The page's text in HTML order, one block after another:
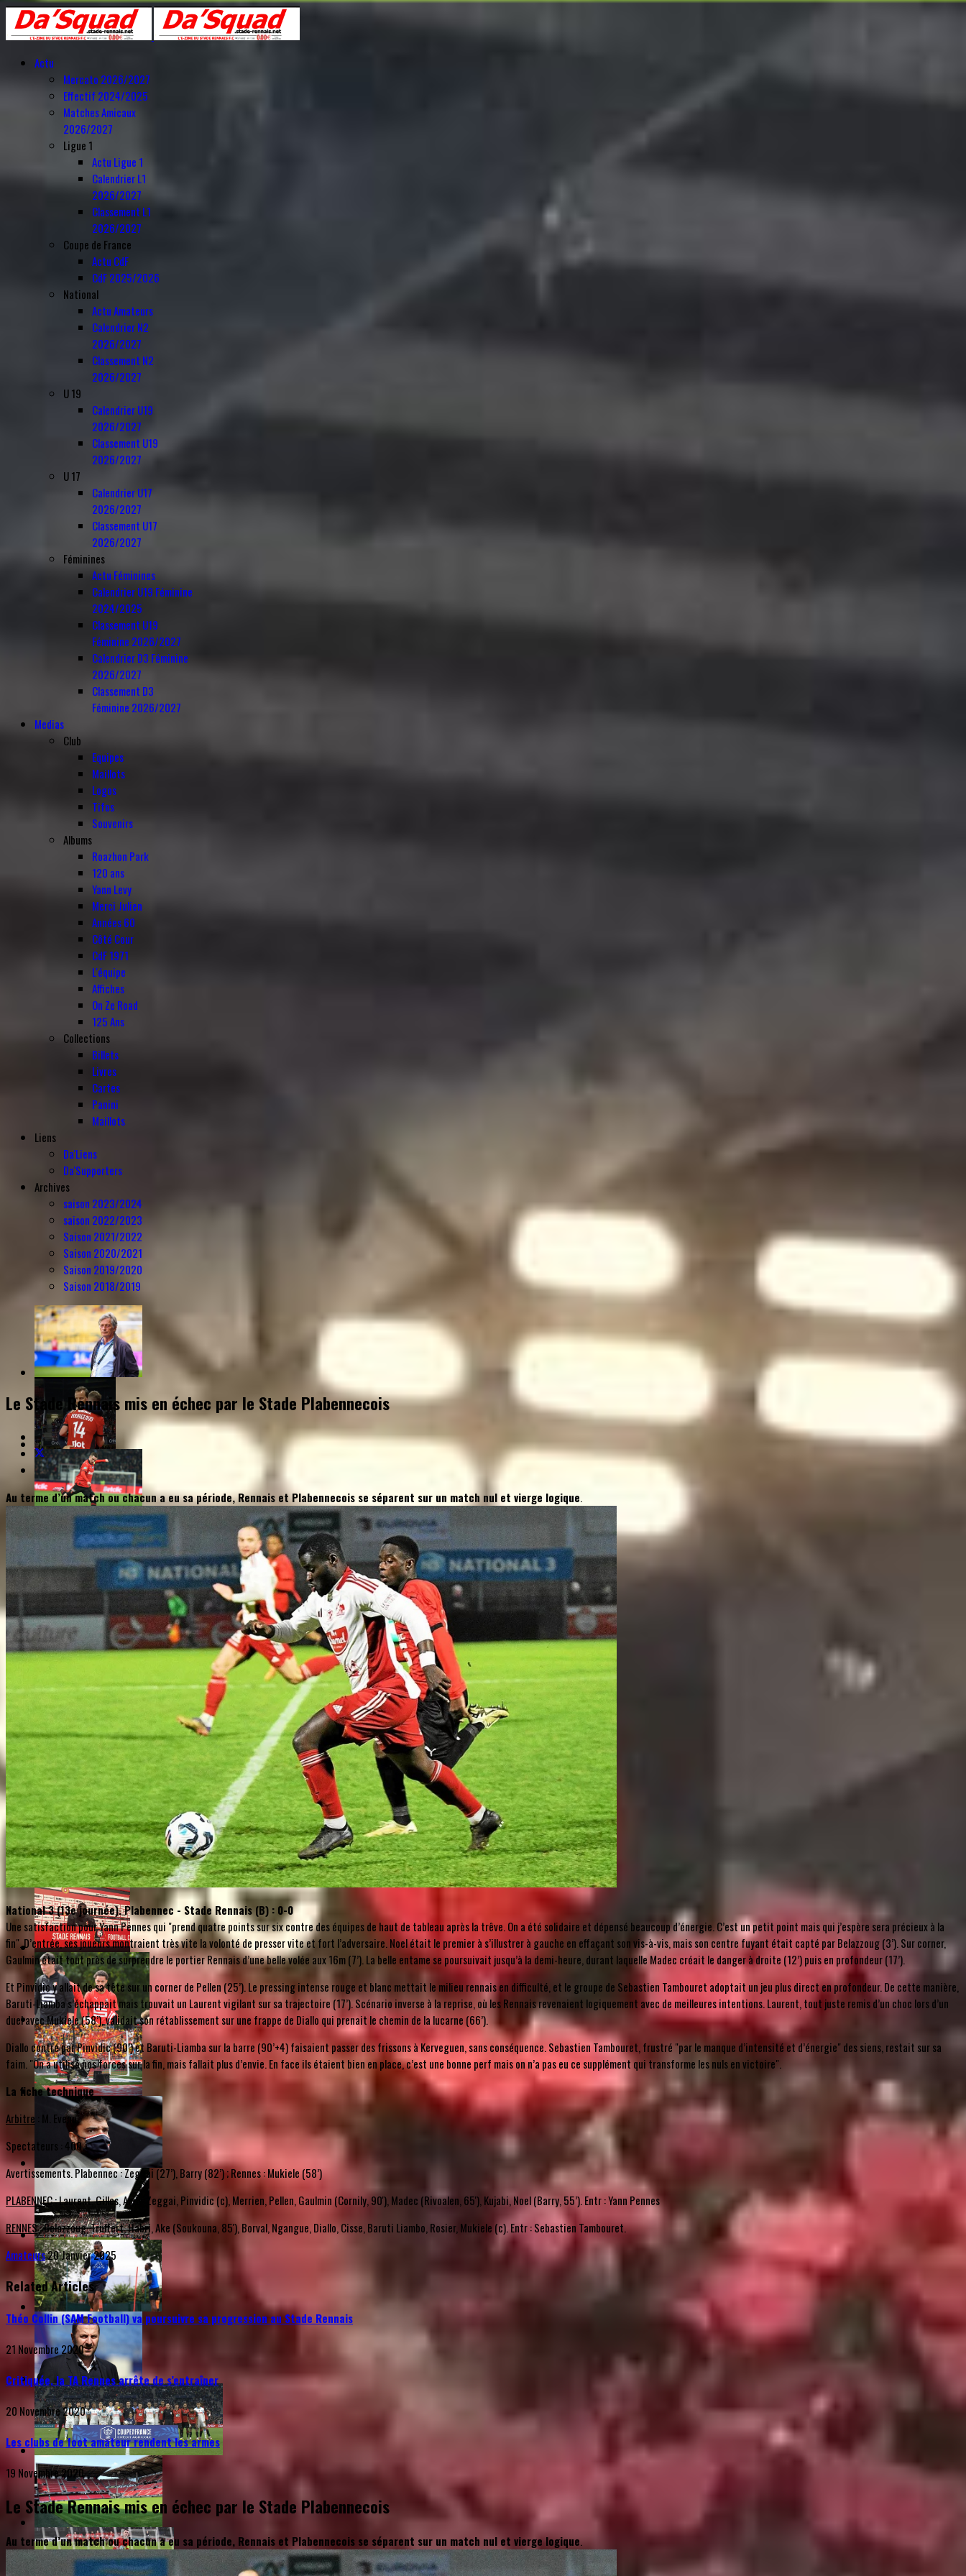
Actu
Mercato 2026/2027
Effectif 2024/2025
Matches Amicaux
2026/2027
Ligue 1
Actu Ligue 1
Calendrier L1
2026/2027
Classement L1
2026/2027
Coupe de France
Actu CdF
CdF 2025/2026
National
Actu Amateurs
Calendrier N2
2026/2027
Classement N2
2026/2027
U 19
Calendrier U19
2026/2027
Classement U19
2026/2027
U 17
Calendrier U17
2026/2027
Classement U17
2026/2027
Féminines
Actu Féminines
Calendrier U19 Féminine
2024/2025
Classement U19
Féminine 2026/2027
Calendrier D3 Féminine
2026/2027
Classement D3
Féminine 2026/2027
Medias
Club
Equipes
Maillots
Logos
Tifos
Souvenirs
Albums
Roazhon Park
120 ans
Yann Levy
Merci Julien
Années 60
Côté Cour
CdF 1971
L'équipe
Affiches
On Ze Road
125 Ans
Collections
Billets
Livres
Cartes
Panini
Maillots
Liens
Da'Liens
Da'Supporters
Archives
saison 2023/2024
saison 2022/2023
Saison 2021/2022
Saison 2020/2021
Saison 2019/2020
Saison 2018/2019
Le Stade Rennais mis en échec par le Stade Plabennecois
Au terme d’un match ou chacun a eu sa période, Rennais et Plabennecois se séparent sur un match nul et vierge logique.
National 3 (13e journée). Plabennec - Stade Rennais (B) : 0-0
Une satisfaction pour Yann Pennes qui "prend quatre points sur six contre des équipes de haut de tableau après la trêve. On a été solidaire et dépensé beaucoup d’énergie. C’est un petit point mais qui j’espère sera précieux à la
fin". D’entrée, ses joueurs montraient très vite la volonté de presser vite et fort l’adversaire. Noel était le premier à s’illustrer à gauche en effaçant son vis-à-vis, mais son centre fuyant était capté par Belazzoug (3’). Sur corner,
Gaulmin était tout près de surprendre le portier Rennais d’une belle volée aux 16m (7’). La belle entame se poursuivait jusqu’à la demi-heure, durant laquelle Madec créait le danger à droite (12’) puis en profondeur (17’).
Et Pinvidic y allait de sa tête sur un corner de Pellen (25’). Le pressing intense rouge et blanc mettait le milieu rennais en difficulté, et le groupe de Sebastien Tambouret adoptait un jeu plus direct en profondeur. De cette manière,
Baruti-Liamba s’échappait mais trouvait un Laurent vigilant sur sa trajectoire (17’). Scénario inverse à la reprise, où les Rennais revenaient logiquement avec de meilleures intentions. Laurent, tout juste remis d’un choc lors d’un
duel avec Mukiele (58’), validait son rétablissement sur une frappe de Diallo qui prenait le chemin de la lucarne (66’).
Diallo contré par Pinvidic (90’) et Baruti-Liamba sur la barre (90’+4) faisaient passer des frissons à Kerveguen, sans conséquence. Sebastien Tambouret, frustré "par le manque d’intensité et d’énergie" des siens, restait sur sa
faim. "On a utilisé nos forces sur la fin, mais fallait plus d’envie. En face ils étaient bien en place, c’est une bonne perf mais on n’a pas eu ce supplément qui transforme les nuls en victoire".
La fiche technique
Arbitre : M. Eveno.
Spectateurs : 400.
Avertissements. Plabennec : Zeggai (27’), Barry (82’) ; Rennes : Mukiele (58’)
PLABENNEC: Laurent, Gilles, Abily, Zeggai, Pinvidic (c), Merrien, Pellen, Gaulmin (Cornily, 90'), Madec (Rivoalen, 65'), Kujabi, Noel (Barry, 55’). Entr : Yann Pennes
RENNES: Belazzoug, Truffert, Habri, Ake (Soukouna, 85'), Borval, Ngangue, Diallo, Cisse, Baruti Liambo, Rosier, Mukiele (c). Entr : Sebastien Tambouret.
Amateurs20 Janvier 2025
Related Articles
Théo Collin (SAM Football) va poursuivre sa progression au Stade Rennais
21 Novembre 2020
Critiquée, la TA Rennes arrête de s’entraîner
20 Novembre 2020
Les clubs de foot amateur rendent les armes
19 Novembre 2020
Le Stade Rennais mis en échec par le Stade Plabennecois
Au terme d’un match ou chacun a eu sa période, Rennais et Plabennecois se séparent sur un match nul et vierge logique.
précédente
précédent
suivante
suivant